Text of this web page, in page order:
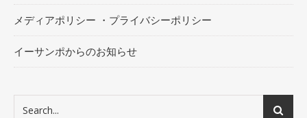
メディアポリシー ・プライバシーポリシー
イーサンポからのお知らせ